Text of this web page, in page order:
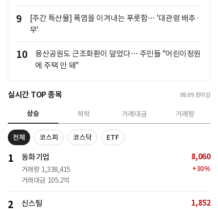
9
[주간 특산물] 폭염을 이겨내는 푸릇함… '대관령 배추·
무'
10
용산공원도 근조화환이 덮었다… 주민들 "어린이정원
에 주택 안 돼"
실시간 TOP 종목 08.09 장마감
상승 하락 거래대금 거래량
전체 코스피 코스닥 ETF
1 동화기업
거래량 1,338,415
거래대금 105.2억
8,060
+30%
2 신스틸 1,852